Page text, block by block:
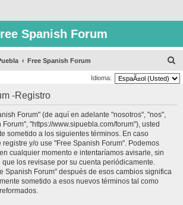
Spanish Forum
Free Spanish Forum
u
Idioma:
-Registro
Forum" (de aquí en adelante "nosotros", "nos",
"https://www.sipuebla.com/forum"), usted
sometido a los siguientes términos. En caso
y/o use "Free Spanish Forum". Podemos
cualquier momento e intentaríamos avisarle, sin
los revisase por su cuenta periódicamente.
Spanish Forum" después de esos cambios significa
sometido a esos nuevos términos tal como